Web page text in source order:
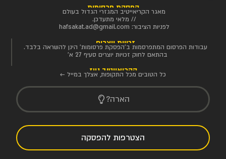
הפסקת פרסומות
מאגר הקריאייטיב המגזרי הגדול בעולם
// מלאי מתעדכן.
לפניות הציבור: hafsakat.ad@gmail.com
זכויות יוצרים
עבודות הפרסום המתפרסמות ב'הפסקת פרסומות' הינן להשראה בלבד.
בהתאם לחוק זכויות יוצרים סעיף 27 א'
הקריאייטיב ניוז
כל הטובים מכל התקופות, אצלך במייל ←
הארה?
הצטרפות להפסקה